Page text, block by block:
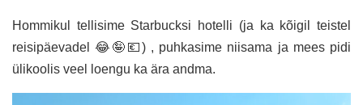
Hommikul tellisime Starbucksi hotelli (ja ka kõigil teistel
reisipäevadel 😂🤪💶) , puhkasime niisama ja mees pidi
ülikoolis veel loengu ka ära andma.